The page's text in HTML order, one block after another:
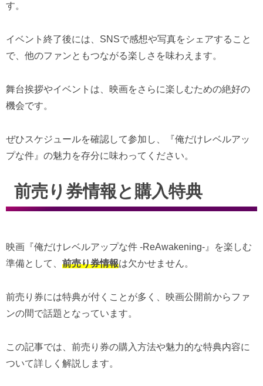
す。
イベント終了後には、SNSで感想や写真をシェアすること
で、他のファンともつながる楽しさを味わえます。
舞台挨拶やイベントは、映画をさらに楽しむための絶好の
機会です。
ぜひスケジュールを確認して参加し、『俺だけレベルアッ
プな件』の魅力を存分に味わってください。
前売り券情報と購入特典
映画『俺だけレベルアップな件 -ReAwakening-』を楽しむ
準備として、 前売り券情報は欠かせません。
前売り券には特典が付くことが多く、映画公開前からファ
ンの間で話題となっています。
この記事では、前売り券の購入方法や魅力的な特典内容に
ついて詳しく解説します。